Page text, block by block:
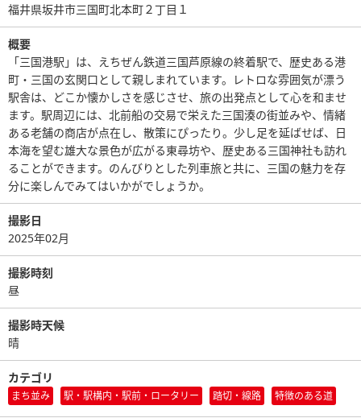
福井県坂井市三国町北本町２丁目１
概要
「三国港駅」は、えちぜん鉄道三国芦原線の終着駅で、歴史ある港
町・三国の玄関口として親しまれています。レトロな雰囲気が漂う
駅舎は、どこか懐かしさを感じさせ、旅の出発点として心を和ませ
ます。駅周辺には、北前船の交易で栄えた三国湊の街並みや、情緒
ある老舗の商店が点在し、散策にぴったり。少し足を延ばせば、日
本海を望む雄大な景色が広がる東尋坊や、歴史ある三国神社も訪れ
ることができます。のんびりとした列車旅と共に、三国の魅力を存
分に楽しんでみてはいかがでしょうか。
撮影日
2025年02月
撮影時刻
昼
撮影時天候
晴
カテゴリ
まち並み 駅・駅構内・駅前・ロータリー 踏切・線路 特徴のある道